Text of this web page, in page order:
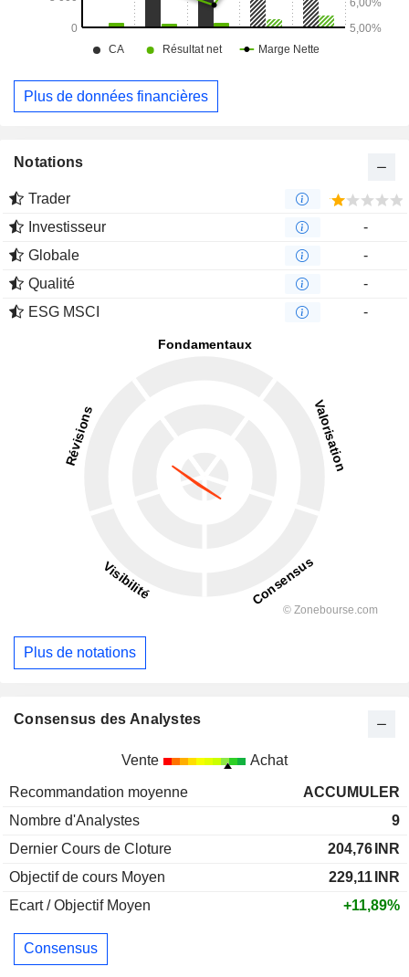
Plus de données financières
Notations
Trader
Investisseur
-
Globale
-
Qualité
-
ESG MSCI
-
Plus de notations
Consensus des Analystes
Vente Achat
Recommandation moyenne
ACCUMULER
Nombre d'Analystes
9
Dernier Cours de Cloture
204,76 INR
Objectif de cours Moyen
229,11 INR
Ecart / Objectif Moyen
+11,89%
Consensus